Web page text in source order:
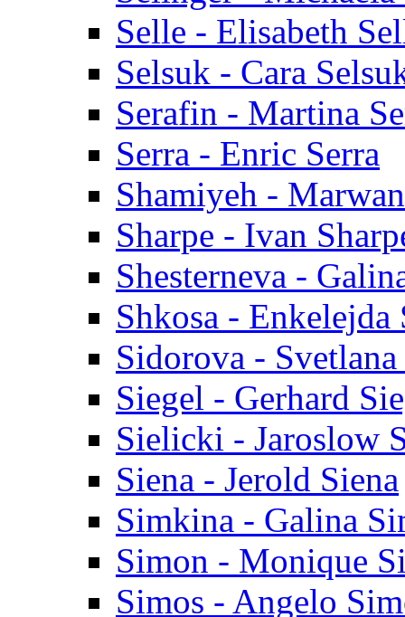
Selle - Elisabeth
Selsuk - Cara
Serafin - Martina
Serra - Enric Serra
Shamiyeh -
Sharpe - Ivan
Shesterneva -
Shkosa - Enkelejda
Sidorova -
Siegel - Gerhard
Sielicki - Jaroslow
Siena - Jerold Siena
Simkina - Galina
Simon - Monique
Simos - Angelo